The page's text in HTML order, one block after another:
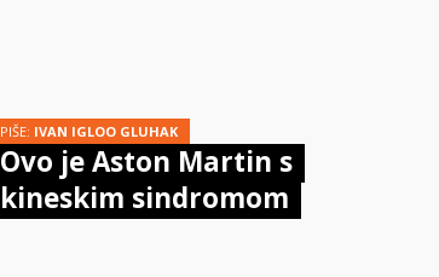
PIŠE: IVAN IGLOO GLUHAK
Ovo je Aston Martin s
kineskim sindromom